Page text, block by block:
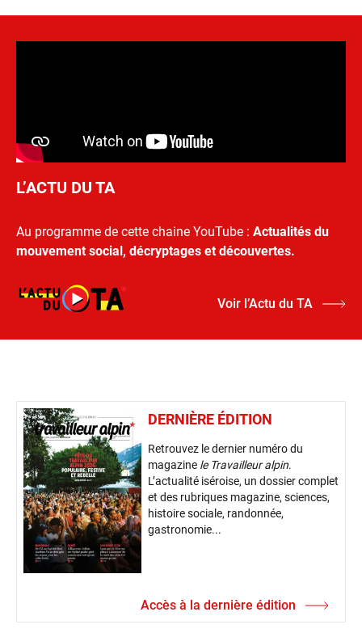
L’ACTU DU TA
Au programme de cette chaine YouTube : Actualités du
mouvement social, décryptages et découvertes.
Voir l’Actu du TA
DERNIÈRE ÉDITION
Retrouvez le dernier numéro du
magazine le Travailleur alpin.
L’actualité iséroise, un dossier complet
et des rubriques magazine, sciences,
histoire sociale, randonnée,
gastronomie...
Accès à la dernière édition